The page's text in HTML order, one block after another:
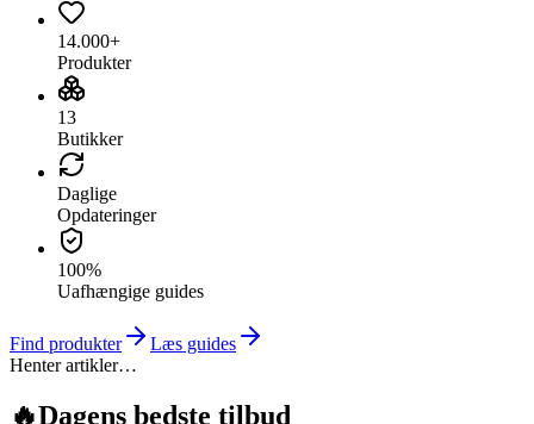
14.000+
Produkter
13
Butikker
Daglige
Opdateringer
100%
Uafhængige guides
Find produkter
Læs guides
Henter artikler…
🔥Dagens bedste tilbud